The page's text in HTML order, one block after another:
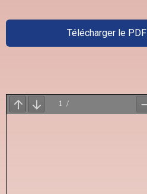
Télécharger le PDF